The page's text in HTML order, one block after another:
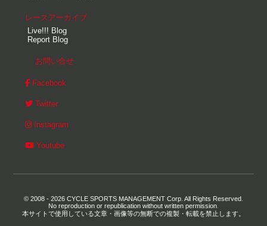
レースアーカイブ
Live!!! Blog
Report Blog
お問い合せ
Facebook
Twitter
Instagram
Youtube
© 2008 - 2026 CYCLE SPORTS MANAGEMENT Corp. All Rights Reserved.
No reproduction or republication without written permission.
本サイトで使用している文章・画像等の無断での複製・転載を禁止します。